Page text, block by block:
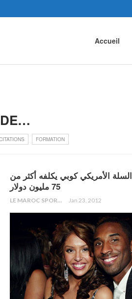
Accueil
DE…
FORMATION
الأمريكي كوبي يكلفه أكثر من
75 مليون دولار
LE MAROC SPORTIF Jan 23, 2012